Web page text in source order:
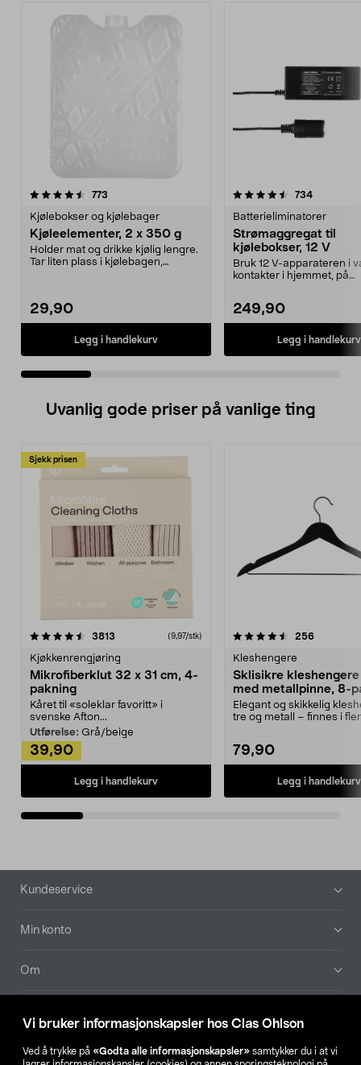
Vi bruker informasjonskapsler hos Clas Ohlson
Ved å trykke på «Godta alle informasjonskapsler» samtykker du i at vi
773
Kjølebokser og kjølebager
Kjøleelementer, 2 x 350 g
Holder mat og drikke kjølig lengre.
Tar liten plass i kjølebagen,
29,90
Legg i handlekurv
4.5 av 5 stjerner 734
Batterieliminatorer
Strømaggregat til
kjølebokser, 12 V
Bruk 12 V-apparateren i
kontakter i hjemmet, på
249,90
Legg i handlekurv
4.5 av 5 stjerner
Uvanlig gode priser på vanlige ting
Sjekk prisen
3813 anmeldelser(9,97/stk)
Kjøkkenrengjøring
Mikrofiberklut 32 x 31 cm, 4-
pakning
Kåret til «soleklar favoritt» i
svenske Afton...
Utførelse: Grå/beige
39,90
Legg i handlekurv
4.5av 5 stjerner 256
Kleshengere
Sklisikre
med metallpinne, 8-
Elegant og skikkelig
tre og metall – finnes i
79,90
Legg i handlekurv
4.5av 5 stjerner
Bunntekst
Kundeservice
Min konto
Om
Våre selskaper